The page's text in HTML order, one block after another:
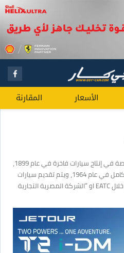
الأسعار المقارنة
تأسست شركة أودي الألمانية المتخصصة في إنتاج سيارات فاخرة في عام 1899،
بالكامل في عام 1964، ويتم تقديم سيارات
اودي الفاخرة في السوق المصري من خلال EATC او “الشركة المصرية التجارية